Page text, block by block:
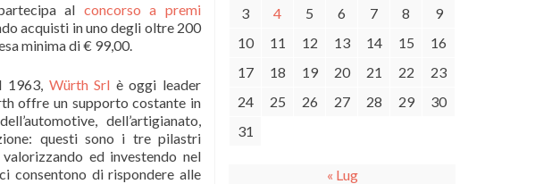
al concorso a premi
acquisti in uno degli oltre 200
minima di € 99,00.
1963, Würth Srl è oggi leader
offre un supporto costante in
dell’artigianato,
questi sono i tre pilastri
ed investendo nel
consentono di rispondere alle
3
4 5 6 7 8
9
10
11 12 13 14 15
16
17
18 19 20 21 22
23
24
25 26 27 28 29
30
31
« Lug